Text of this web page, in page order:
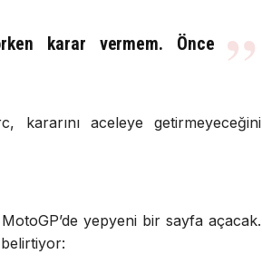
karar vermem. Önce
kararını aceleye getirmeyeceğini
yepyeni bir sayfa açacak.